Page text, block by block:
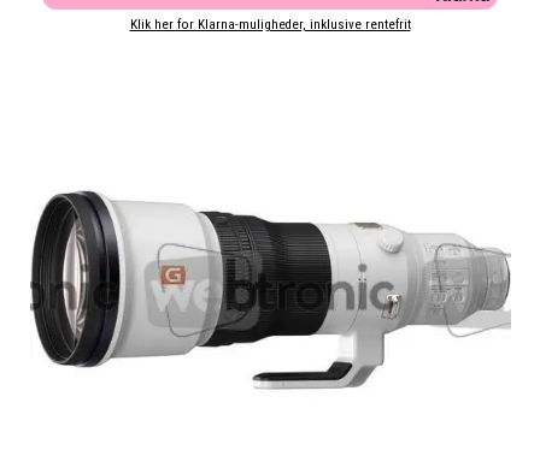
Klik her for Klarna-muligheder, inklusive rentefrit